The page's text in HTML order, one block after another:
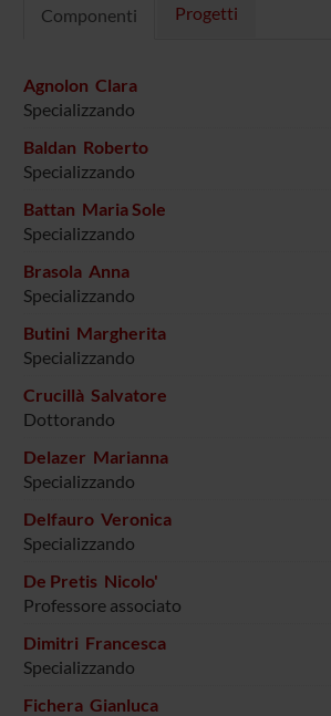
Componenti Progetti
Agnolon Clara
Specializzando
Baldan Roberto
Specializzando
Battan Maria Sole
Specializzando
Brasola Anna
Specializzando
Butini Margherita
Specializzando
Crucillà Salvatore
Dottorando
Delazer Marianna
Specializzando
Delfauro Veronica
Specializzando
De Pretis Nicolo'
Professore associato
Dimitri Francesca
Specializzando
Fichera Gianluca